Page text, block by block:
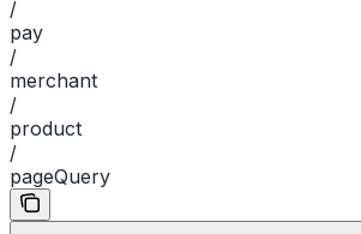
/
pay
/
merchant
/
product
/
pageQuery